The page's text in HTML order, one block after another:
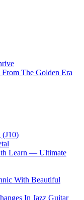
The Golden Era
Learn — Ultimate
With Beautiful
In Jazz Guitar